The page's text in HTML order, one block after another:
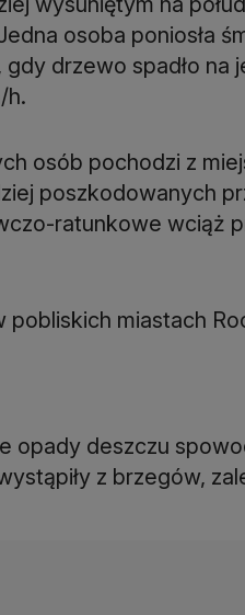
osoba poniosła
drzewo spadło na
h.
osób pochodzi z
poszkodowanych
ratunkowe wciąż
opady deszczu
z brzegów,